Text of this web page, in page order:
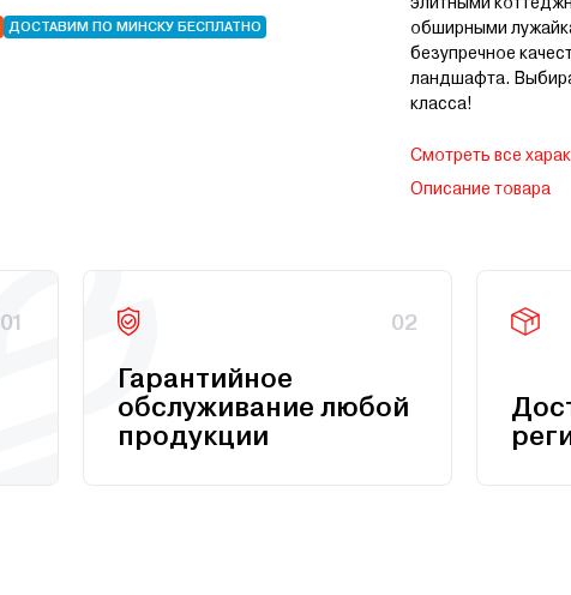
ДОСТАВИМ ПО МИНСКУ БЕСПЛАТНО
обширными
безупречное
ландшафта.
класса!
Смотреть все
Описание товара
01 02
Гарантийное
обслуживание любой
продукции